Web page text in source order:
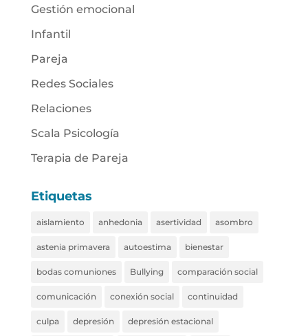
Gestión emocional
Infantil
Pareja
Redes Sociales
Relaciones
Scala Psicología
Terapia de Pareja
Etiquetas
aislamiento anhedonia asertividad asombro
astenia primavera autoestima bienestar
bodas comuniones Bullying comparación social
comunicación conexión social continuidad
culpa depresión depresión estacional